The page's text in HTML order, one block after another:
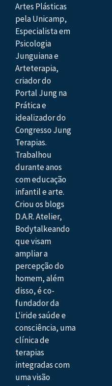
Artes Plásticas
pela Unicamp,
Especialista em
Psicologia
Junguiana e
Arteterapia,
criador do
Portal Jung na
Prática e
idealizador do
Congresso Jung
Terapias.
Trabalhou
durante anos
com educação
infantil e arte.
Criou os blogs
D.A.R. Atelier,
Bodytalkeando
que visam
ampliar a
percepção do
homem, além
disso, é co-
fundador da
L'iride saúde e
consciência, uma
clínica de
terapias
integradas com
uma visão